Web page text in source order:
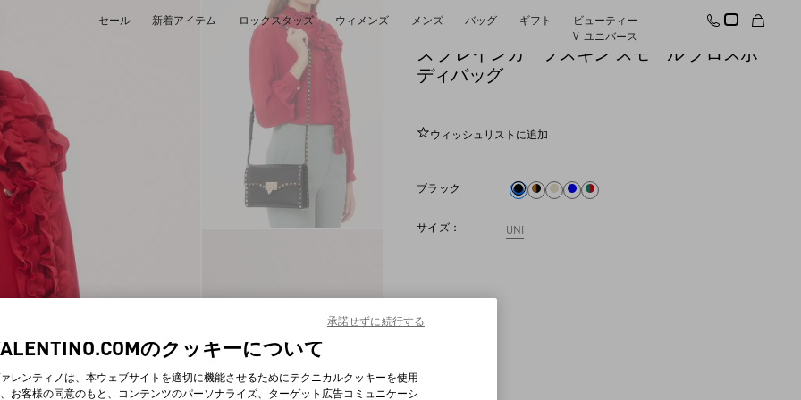
セール 新着アイテム ロックスタッズ ウィメンズ メンズ バッグ ギフト
ビューティー
V-ユニバース
ヴァレンティノ ガラヴァーニ ロックスタッ
ズ グレインカーフスキン スモール クロスボ
ディバッグ
ウィッシュリストに追加
ブラック
サイズ： UNI
のクッキーについて
レンティノは、本ウェブサイトを適切に機能させるためにテクニカルクッキーを使用
お客様の同意のもと、コンテンツのパーソナライズ、ターゲット広告コミュニケーシ
承諾せずに続行する